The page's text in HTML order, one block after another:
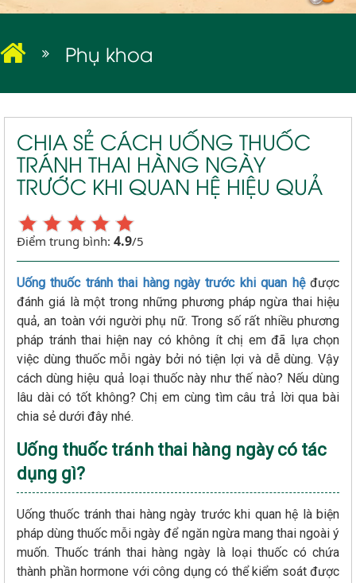
Phụ khoa
CHIA SẺ CÁCH UỐNG THUỐC
TRÁNH THAI HÀNG NGÀY
TRƯỚC KHI QUAN HỆ HIỆU QUẢ
Điểm trung bình: 4.9/5
Uống thuốc tránh thai hàng ngày trước khi quan hệđược
đánh giá là một trong những phương pháp ngừa thai hiệu
quả, an toàn với người phụ nữ. Trong số rất nhiều phương
pháp tránh thai hiện nay có không ít chị em đã lựa chọn
việc dùng thuốc mỗi ngày bởi nó tiện lợi và dễ dùng. Vậy
cách dùng hiệu quả loại thuốc này như thế nào? Nếu dùng
lâu dài có tốt không? Chị em cùng tìm câu trả lời qua bài
chia sẻ dưới đây nhé.
Uống thuốc tránh thai hàng ngày có tác
dụng gì?
Uống thuốc tránh thai hàng ngày trước khi quan hệ là biện
pháp dùng thuốc mỗi ngày để ngăn ngừa mang thai ngoài ý
muốn. Thuốc tránh thai hàng ngày là loại thuốc có chứa
thành phần hormone với công dụng có thể kiểm soát được